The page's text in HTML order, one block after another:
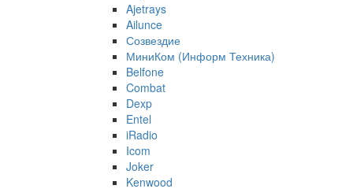
Ajetrays
Ailunce
Созвездие
МиниКом (Информ Техника)
Belfone
Combat
Dexp
Entel
iRadio
Icom
Joker
Kenwood